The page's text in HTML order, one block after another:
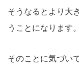
そうなるとより大
うことになります。
そのことに気づい